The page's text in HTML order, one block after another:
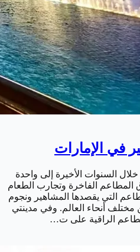
في الإمارات
السنوات الأخيرة إلى واحدة
المطاعم الفاخرة وتجارب الطعام
التي يقصدها المشاهير ونجوم
مختلف أنحاء العالم. وفي مدينتي
الراقية على ت…